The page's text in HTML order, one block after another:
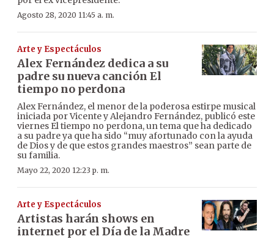
Agosto 28, 2020 11:45 a. m.
Arte y Espectáculos
Alex Fernández dedica a su
padre su nueva canción El
tiempo no perdona
Alex Fernández, el menor de la poderosa estirpe musical
iniciada por Vicente y Alejandro Fernández, publicó este
viernes El tiempo no perdona, un tema que ha dedicado
a su padre ya que ha sido “muy afortunado con la ayuda
de Dios y de que estos grandes maestros” sean parte de
su familia.
Mayo 22, 2020 12:23 p. m.
Arte y Espectáculos
Artistas harán shows en
internet por el Día de la Madre